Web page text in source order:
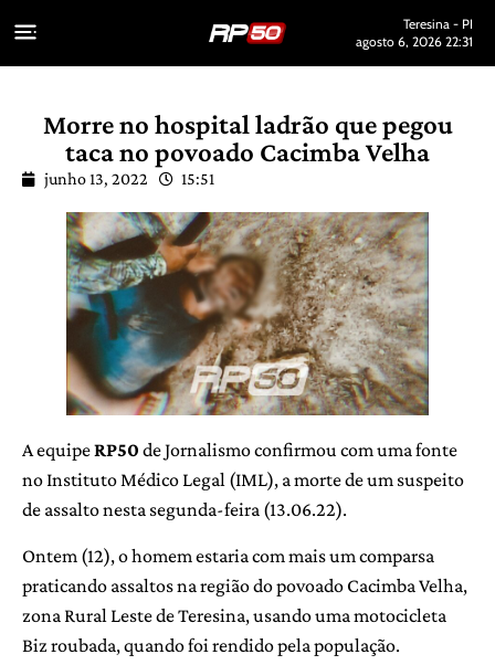
Teresina - PI
agosto 6, 2026 22:31
Morre no hospital ladrão que pegou
taca no povoado Cacimba Velha
junho 13, 2022 15:51
A equipeRP50 de Jornalismo confirmou com uma fonte
no Instituto Médico Legal (IML), a morte de um suspeito
de assalto nesta segunda-feira (13.06.22).
Ontem (12), o homem estaria com mais um comparsa
praticando assaltos na região do povoado Cacimba Velha,
zona Rural Leste de Teresina, usando uma motocicleta
Biz roubada, quando foi rendido pela população.